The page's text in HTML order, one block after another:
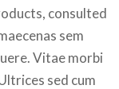
consulted
sem
Vitae morbi
sed cum